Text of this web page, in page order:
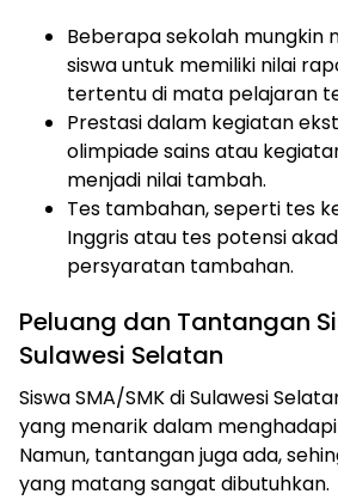
Beberapa sekolah mungkin
siswa untuk memiliki nilai
tertentu di mata pelajaran
Prestasi dalam kegiatan
olimpiade sains atau
menjadi nilai tambah.
Tes tambahan, seperti tes
Inggris atau tes potensi
persyaratan tambahan.
Peluang dan Tantangan
Sulawesi Selatan
Siswa SMA/SMK di Sulawesi
yang menarik dalam menghadapi
Namun, tantangan juga ada,
yang matang sangat dibutuhkan.